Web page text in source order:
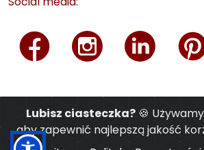
Lubisz ciasteczka?🍪
aby zapewnić najlepszą jakość